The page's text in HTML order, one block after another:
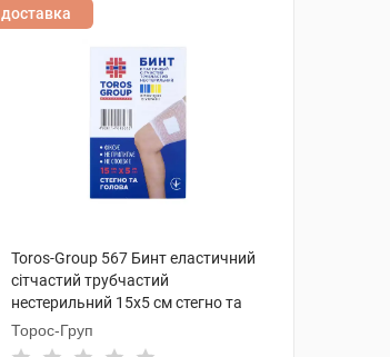
доставка
Toros-Group 567 Бинт еластичний
сітчастий трубчастий
нестерильний 15х5 см стегно та
голова 1 шт
Торос-Груп